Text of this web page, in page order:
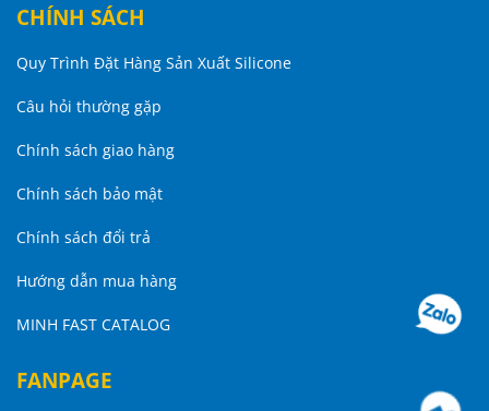
CHÍNH SÁCH
Quy Trình Đặt Hàng Sản Xuất Silicone
Câu hỏi thường gặp
Chính sách giao hàng
Chính sách bảo mật
Chính sách đổi trả
Hướng dẫn mua hàng
MINH FAST CATALOG
FANPAGE